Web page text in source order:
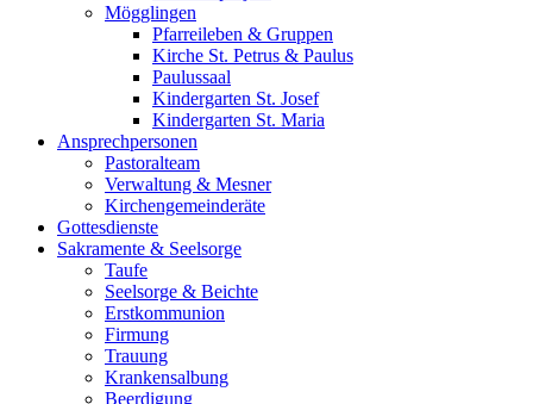
Mögglingen
Pfarreileben & Gruppen
Kirche St. Petrus & Paulus
Paulussaal
Kindergarten St. Josef
Kindergarten St. Maria
Ansprechpersonen
Pastoralteam
Verwaltung & Mesner
Kirchengemeinderäte
Gottesdienste
Sakramente & Seelsorge
Taufe
Seelsorge & Beichte
Erstkommunion
Firmung
Trauung
Krankensalbung
Beerdigung